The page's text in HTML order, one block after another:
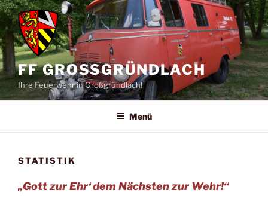
Zum
Inhalt
springen
FF GROSSGRÜNDLACH
Ihre Feuerwehr in Großgründlach!
Menü
STATISTIK
„Gott zur Ehr‘ dem Nächsten zur Wehr!“